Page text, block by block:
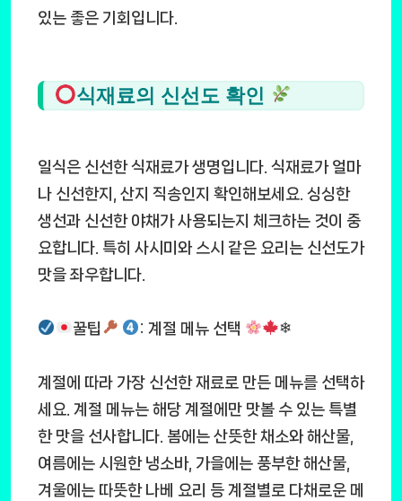
있는 좋은 기회입니다.
식재료의 신선도 확인
일식은 신선한 식재료가 생명입니다. 식재료가 얼마
나 신선한지, 산지 직송인지 확인해보세요. 싱싱한
생선과 신선한 야채가 사용되는지 체크하는 것이 중
요합니다. 특히 사시미와 스시 같은 요리는 신선도가
맛을 좌우합니다.
꿀팁 : 계절 메뉴 선택 ❄
계절에 따라 가장 신선한 재료로 만든 메뉴를 선택하
세요. 계절 메뉴는 해당 계절에만 맛볼 수 있는 특별
한 맛을 선사합니다. 봄에는 산뜻한 채소와 해산물,
여름에는 시원한 냉소바, 가을에는 풍부한 해산물,
겨울에는 따뜻한 나베 요리 등 계절별로 다채로운 메